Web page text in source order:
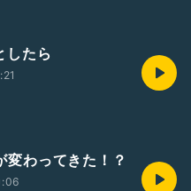
たら
わってきた！？